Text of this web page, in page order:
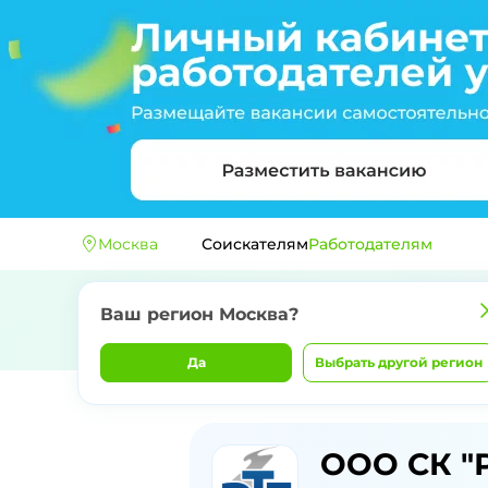
Москва
Ваш регион Москва?
Да Выбрать другой регион
СоискателямРаботодателям
ООО СК
Отзывы
ООО СК